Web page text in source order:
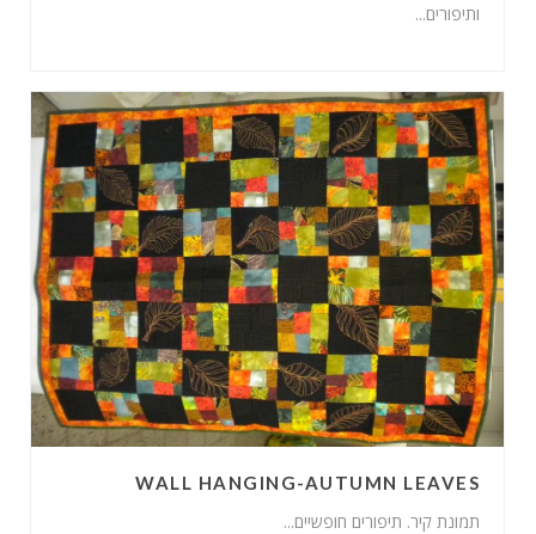
ותיפורים...
WALL HANGING-AUTUMN LEAVES
תמונת קיר. תיפורים חופשיים...